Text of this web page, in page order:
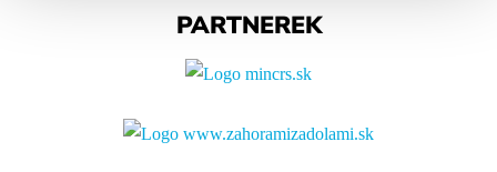
PARTNEREK